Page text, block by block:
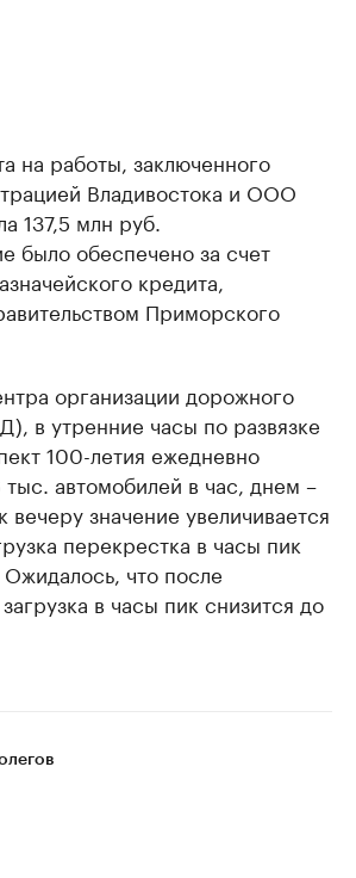
на работы, заключенного
Владивостока и ООО
137,5 млн руб.
было обеспечено за счет
кредита,
Приморского
организации дорожного
в утренние часы по развязке
100-летия ежедневно
автомобилей в час, днем –
вечеру значение увеличивается
перекрестка в часы пик
Ожидалось, что после
в часы пик снизится до